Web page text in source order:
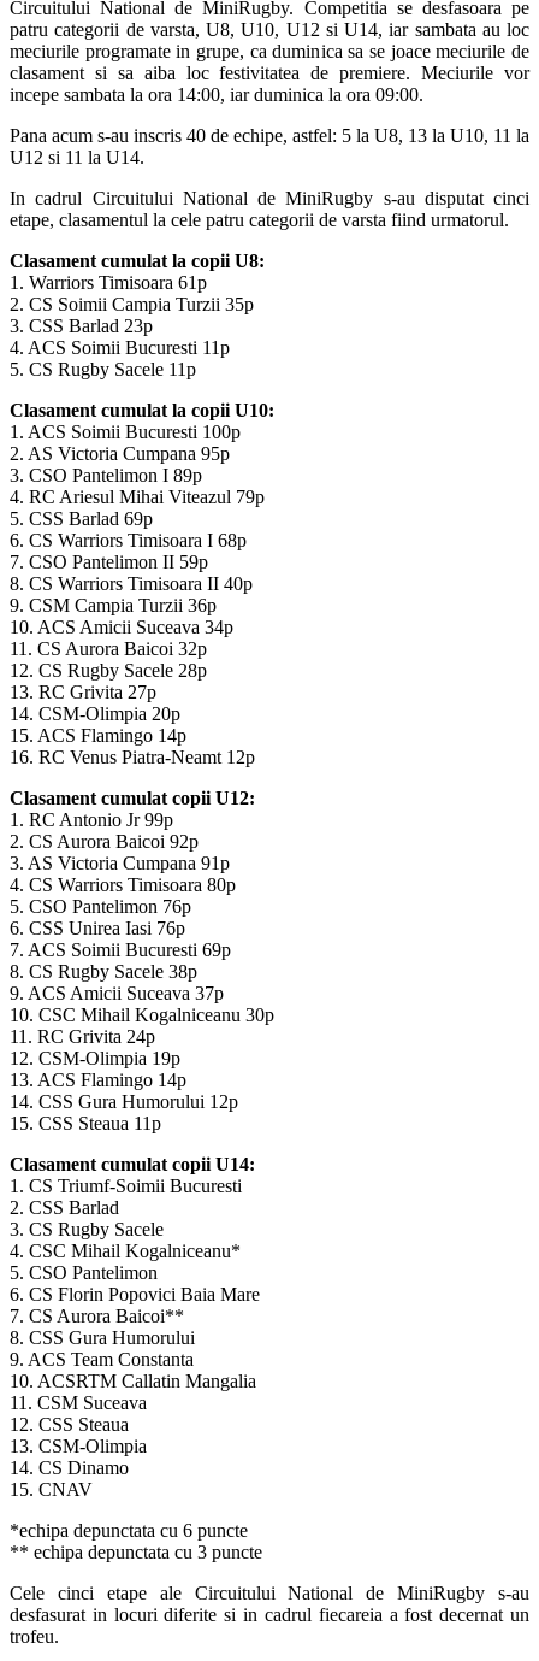
Circuitului National de MiniRugby. Competitia se desfasoara pe
patru categorii de varsta, U8, U10, U12 si U14, iar sambata au loc
meciurile programate in grupe, ca duminica sa se joace meciurile de
clasament si sa aiba loc festivitatea de premiere. Meciurile vor
incepe sambata la ora 14:00, iar duminica la ora 09:00.
Pana acum s-au inscris 40 de echipe, astfel: 5 la U8, 13 la U10, 11 la
U12 si 11 la U14.
In cadrul Circuitului National de MiniRugby s-au disputat cinci
etape, clasamentul la cele patru categorii de varsta fiind urmatorul.
Clasament cumulat la copii U8:
1. Warriors Timisoara 61p
2. CS Soimii Campia Turzii 35p
3. CSS Barlad 23p
4. ACS Soimii Bucuresti 11p
5. CS Rugby Sacele 11p
Clasament cumulat la copii U10:
1. ACS Soimii Bucuresti 100p
2. AS Victoria Cumpana 95p
3. CSO Pantelimon I 89p
4. RC Ariesul Mihai Viteazul 79p
5. CSS Barlad 69p
6. CS Warriors Timisoara I 68p
7. CSO Pantelimon II 59p
8. CS Warriors Timisoara II 40p
9. CSM Campia Turzii 36p
10. ACS Amicii Suceava 34p
11. CS Aurora Baicoi 32p
12. CS Rugby Sacele 28p
13. RC Grivita 27p
14. CSM-Olimpia 20p
15. ACS Flamingo 14p
16. RC Venus Piatra-Neamt 12p
Clasament cumulat copii U12:
1. RC Antonio Jr 99p
2. CS Aurora Baicoi 92p
3. AS Victoria Cumpana 91p
4. CS Warriors Timisoara 80p
5. CSO Pantelimon 76p
6. CSS Unirea Iasi 76p
7. ACS Soimii Bucuresti 69p
8. CS Rugby Sacele 38p
9. ACS Amicii Suceava 37p
10. CSC Mihail Kogalniceanu 30p
11. RC Grivita 24p
12. CSM-Olimpia 19p
13. ACS Flamingo 14p
14. CSS Gura Humorului 12p
15. CSS Steaua 11p
Clasament cumulat copii U14:
1. CS Triumf-Soimii Bucuresti
2. CSS Barlad
3. CS Rugby Sacele
4. CSC Mihail Kogalniceanu*
5. CSO Pantelimon
6. CS Florin Popovici Baia Mare
7. CS Aurora Baicoi**
8. CSS Gura Humorului
9. ACS Team Constanta
10. ACSRTM Callatin Mangalia
11. CSM Suceava
12. CSS Steaua
13. CSM-Olimpia
14. CS Dinamo
15. CNAV
*echipa depunctata cu 6 puncte
** echipa depunctata cu 3 puncte
Cele cinci etape ale Circuitului National de MiniRugby s-au
desfasurat in locuri diferite si in cadrul fiecareia a fost decernat un
trofeu.